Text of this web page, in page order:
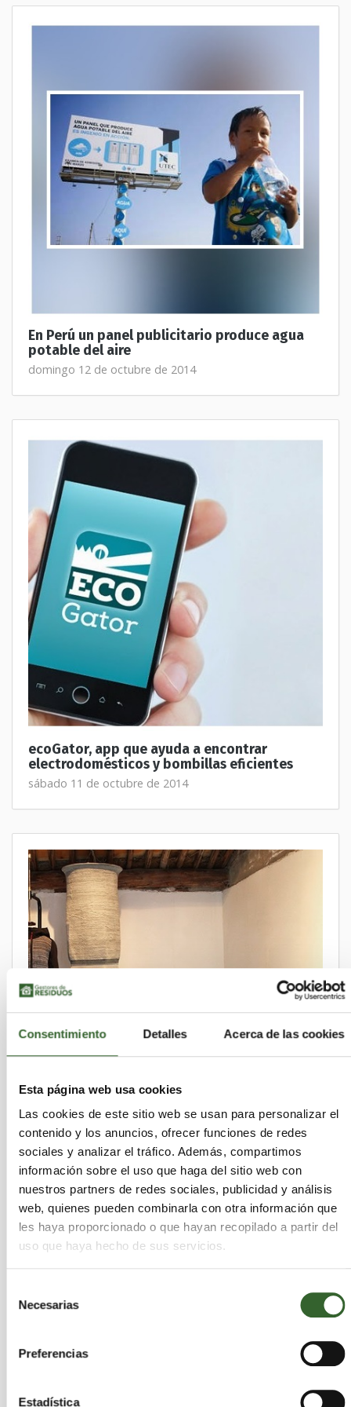
Consentimiento Detalles Acerca de las cookies
Esta página web usa cookies
Las cookies de este sitio web se usan para personalizar el
contenido y los anuncios, ofrecer funciones de redes
sociales y analizar el tráfico. Además, compartimos
información sobre el uso que haga del sitio web con
nuestros partners de redes sociales, publicidad y análisis
web, quienes pueden combinarla con otra información que
les haya proporcionado o que hayan recopilado a partir del
uso que haya hecho de sus servicios.
Necesarias
Preferencias
Estadística
En Perú un panel publicitario produce agua
potable del aire
domingo 12 de octubre de 2014
ecoGator, app que ayuda a encontrar
electrodomésticos y bombillas eficientes
sábado 11 de octubre de 2014
Prendas que purifican el aire
sábado 11 de octubre de 2014